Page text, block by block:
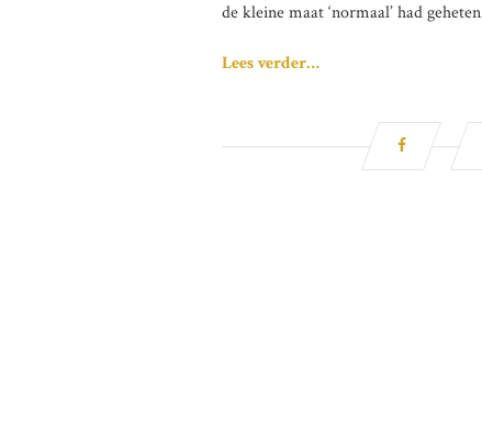
de kleine maat ‘normaal’ had
Lees verder…